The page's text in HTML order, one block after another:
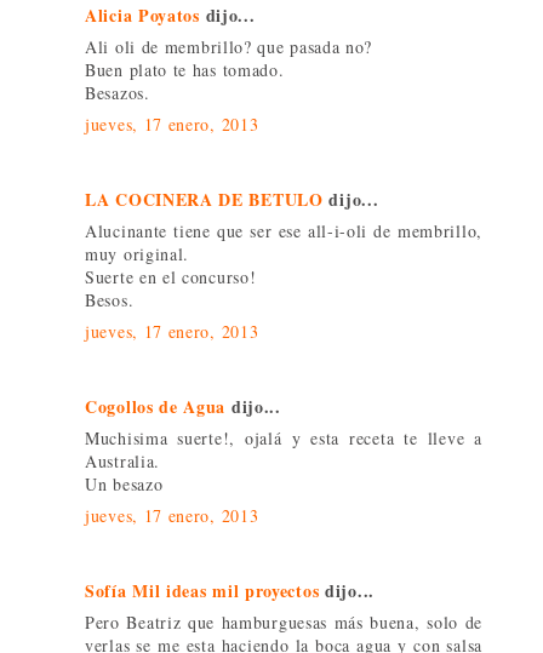
Alicia Poyatos dijo...
Ali oli de membrillo? que pasada no?
Buen plato te has tomado.
Besazos.
jueves, 17 enero, 2013
LA COCINERA DE BETULO dijo...
Alucinante tiene que ser ese all-i-oli de membrillo,
muy original.
Suerte en el concurso!
Besos.
jueves, 17 enero, 2013
Cogollos de Agua dijo...
Muchisima suerte!, ojalá y esta receta te lleve a
Australia.
Un besazo
jueves, 17 enero, 2013
Sofía Mil ideas mil proyectos dijo...
Pero Beatriz que hamburguesas más buena, solo de
verlas se me esta haciendo la boca agua y con salsa